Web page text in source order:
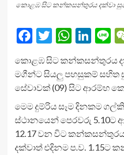
කොළඹ සිට කන්කසන්තුරය දක්වා
Facebook
Twitter
කොළඹ සිට කන්කසන්තුරය
මගීන්ට සියලු පහසුකම් සහිත
සේවාවක් (09) සිට ආරම්භ
මෙම දුම්රිය සෑම දිනකම
ස්ථානයෙන් පෙරවරු 5.10ට
12.17 වන විට
දක්වාත් එදිනම ප.ව. 1.15ට